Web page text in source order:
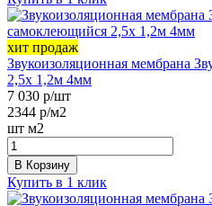
хит продаж
Звукоизоляционная мембрана
2,5х 1,2м 4мм
7 030 р/шт
2344 р/м2
шт м2
В Корзину
Купить в 1 клик